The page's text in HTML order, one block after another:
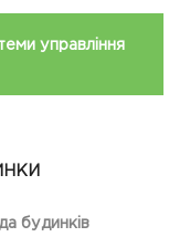
управління
будинків